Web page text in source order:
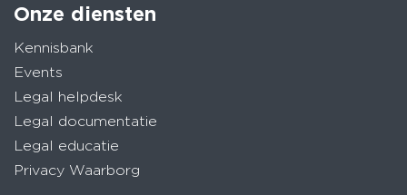
Onze diensten
Kennisbank
Events
Legal helpdesk
Legal documentatie
Legal educatie
Privacy Waarborg